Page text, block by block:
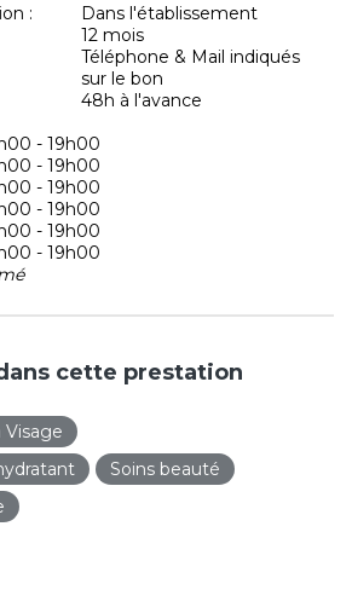
:
Dans l'établissement
12 mois
Téléphone & Mail indiqués
sur le bon
48h à l'avance
- 19h00
- 19h00
- 19h00
- 19h00
- 19h00
- 19h00
cette prestation
Visage
Soins beauté